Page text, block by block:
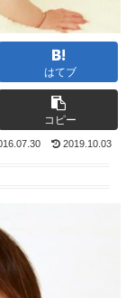
はてブ
コピー
2019.10.03